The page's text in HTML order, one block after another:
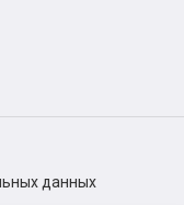
данных